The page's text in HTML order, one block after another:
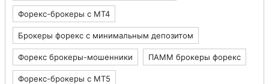
Форекс-брокеры с MT4
Брокеры форекс с минимальным депозитом
Форекс брокеры-мошенники ПАММ брокеры форекс
Форекс-брокеры с MT5